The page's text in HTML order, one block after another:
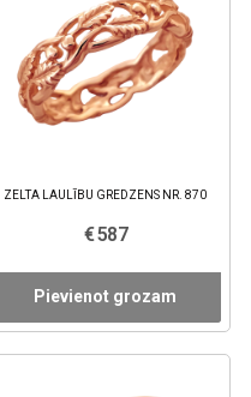
ZELTA LAULĪBU GREDZENS NR. 870
€ 587
Pievienot grozam